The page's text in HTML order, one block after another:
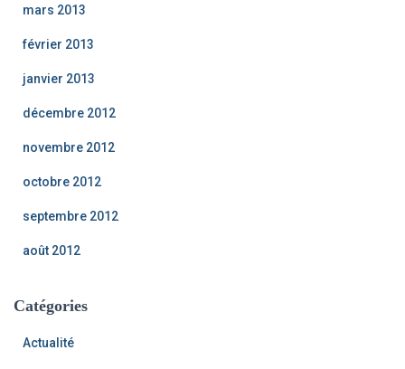
mars 2013
février 2013
janvier 2013
décembre 2012
novembre 2012
octobre 2012
septembre 2012
août 2012
Catégories
Actualité